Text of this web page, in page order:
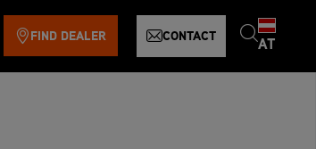
FIND DEALER CONTACT AT